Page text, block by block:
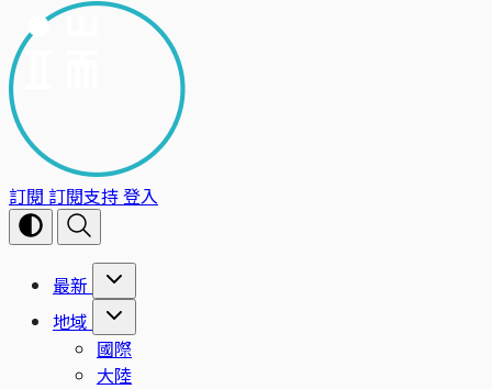
訂閱 訂閱支持登入
最新
地域
國際
大陸